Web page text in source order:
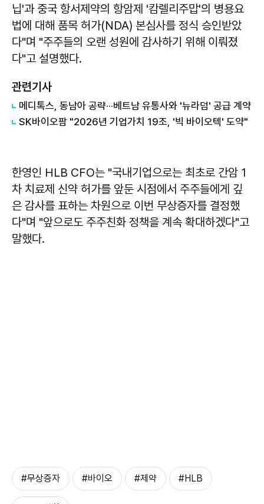
닙'과 중국 항서제약의 항암제 '캄렐리주맙'의 병용요
법에 대해 품목 허가(NDA) 본심사를 정식 승인받았
다"며 "주주들의 오랜 성원에 감사하기 위해 이뤄졌
다"고 설명했다.
관련기사
메디톡스, 동남아 공략···베트남 유통사와 '뉴라덤' 공급 계약
SK바이오팜 "2026년 기업가치 19조, '빅 바이오텍' 도약"
한영인 HLB CFO는 "국내기업으로는 최초로 간암 1
차 치료제 신약 허가를 앞둔 시점에서 주주들에게 깊
은 감사를 표하는 차원으로 이번 무상증자를 결정했
다"며 "앞으로도 주주친화 정책을 계속 확대하겠다"고
말했다.
#무상증자 #바이오 #제약 #HLB